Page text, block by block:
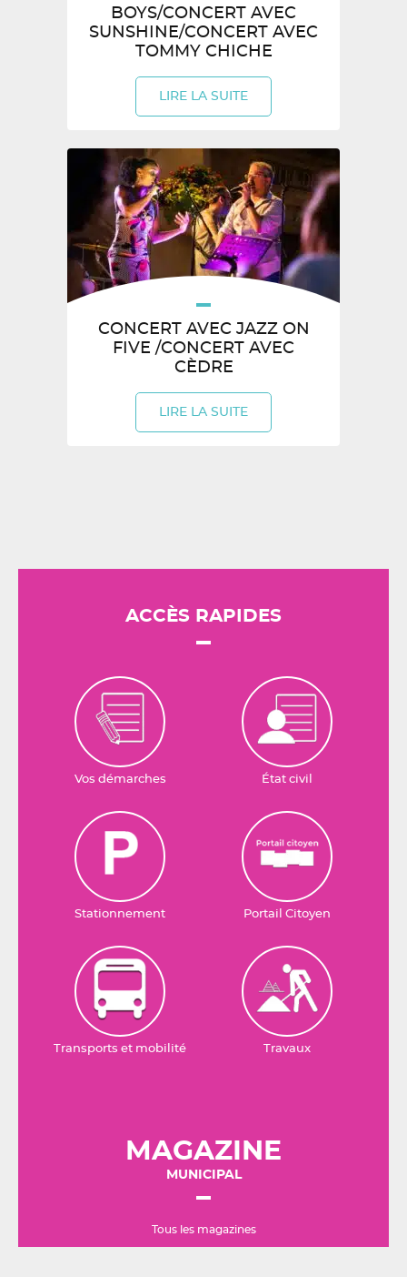
BOYS/CONCERT AVEC
SUNSHINE/CONCERT AVEC
TOMMY CHICHE
LIRE LA SUITE
CONCERT AVEC JAZZ ON
FIVE /CONCERT AVEC
CÈDRE
LIRE LA SUITE
ACCÈS RAPIDES
Vos démarches État civil
Stationnement Portail Citoyen
Transports et mobilité Travaux
MAGAZINE
MUNICIPAL
Tous les magazines